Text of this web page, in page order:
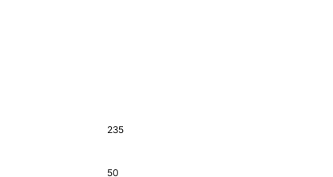
235
50